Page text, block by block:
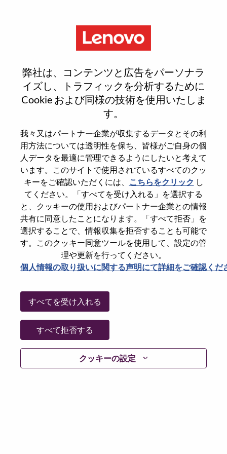
弊社は、コンテンツと広告をパーソナラ
イズし、トラフィックを分析するために
Cookie および同様の技術を使用いたしま
す。
我々又はパートナー企業が収集するデータとその利
用方法については透明性を保ち、皆様がご自身の個
人データを最適に管理できるようにしたいと考えて
います。このサイトで使用されているすべてのクッ
キーをご確認いただくには、
こちらをクリック し
てください。「すべてを受け入れる」を選択する
と、クッキーの使用およびパートナー企業との情報
共有に同意したことになります。「すべて拒否」を
選択することで、情報収集を拒否することも可能で
す。このクッキー同意ツールを使用して、設定の管
理や更新を行ってください。
個人情報の取り扱いに関する声明にて詳細をご確認くだ
クッキーの設定
すべてを受け入れる
すべて拒否する
Reset password
本当にパスワードをリセットします
Enter the email address associated with your
account, then click "Continue".
パスワードをリセットするためにリンクを
emailに送ります
パスワードをリセットください
E-mail*
Go Back
Lenovo.com